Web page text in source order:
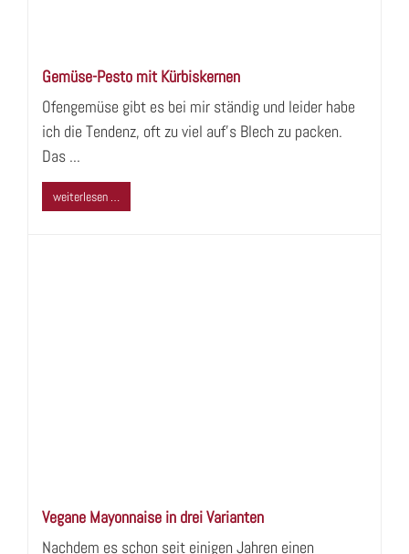
Gemüse-Pesto mit Kürbiskernen
Ofengemüse gibt es bei mir ständig und leider habe
ich die Tendenz, oft zu viel auf's Blech zu packen.
Das ...
weiterlesen …
Vegane Mayonnaise in drei Varianten
Nachdem es schon seit einigen Jahren einen